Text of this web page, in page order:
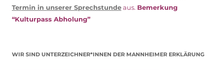
Termin in unserer Sprechstundeaus. Bemerkung
“Kulturpass Abholung”
WIR SIND UNTERZEICHNER*INNEN DER MANNHEIMER ERKLÄRUNG